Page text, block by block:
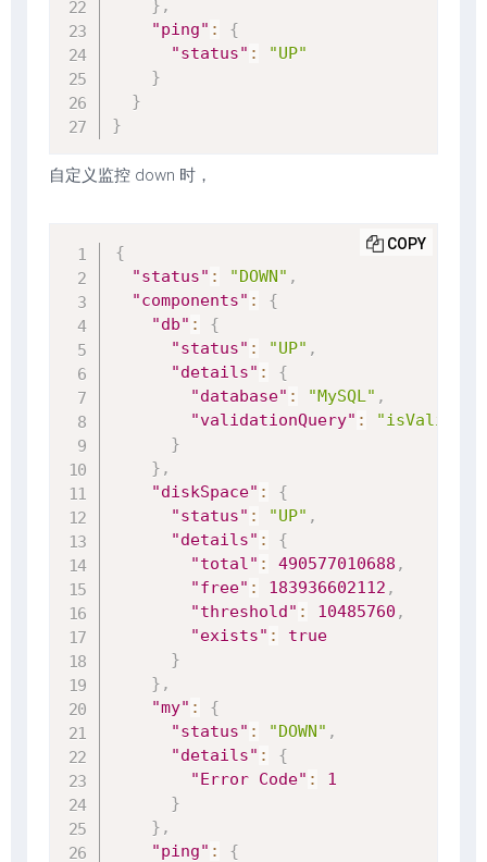
} ,
"ping" :
{
"status" :
"UP"
}
}
}
自定义监控 down 时，
{
"status" : "DOWN" ,
"components" :
{
"db" :
{
"status" : "UP" ,
"details" :
{
"database" : "MySQL" ,
"validationQuery" :
"isValid()"
}
} ,
"diskSpace" :
{
"status" : "UP" ,
"details" :
{
"total" : 490577010688 ,
"free" : 183936602112 ,
"threshold" : 10485760 ,
"exists" :
true
}
} ,
"my" :
{
"status" : "DOWN" ,
"details" :
{
"Error Code" :
1
}
} ,
"ping" :
{
COPY